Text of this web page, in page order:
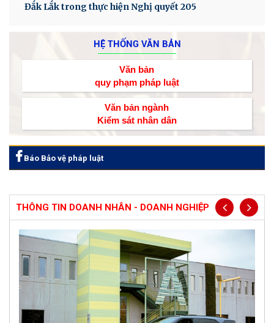
Đắk Lắk trong thực hiện Nghị quyết 205
HỆ THỐNG VĂN BẢN
Văn bản
quy phạm pháp luật
Văn bản ngành
Kiểm sát nhân dân
Báo Bảo vệ pháp luật
THÔNG TIN DOANH NHÂN - DOANH NGHIỆP